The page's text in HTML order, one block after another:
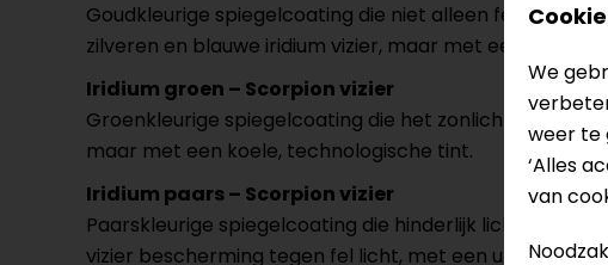
Goudkleurige spiegelcoating die niet alleen fel
zilveren en blauwe iridium vizier, maar met een warme
Iridium groen – Scorpion vizier
Groenkleurige spiegelcoating die het zonlicht dempt
maar met een koele, technologische tint.
Iridium paars – Scorpion vizier
Paarskleurige spiegelcoating die hinderlijk licht
vizier bescherming tegen fel licht, met een unieke,
We
weer te
‘Alles
van